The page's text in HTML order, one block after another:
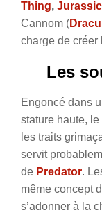
Thing,
Cannom (
charge de créer
Les
Engoncé dans
stature haute,
les traits
servit
de Predator.
même concept
s’adonner à la